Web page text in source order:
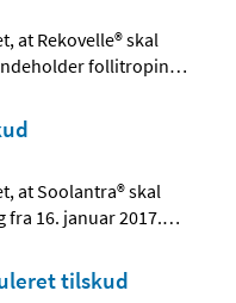
at Rekovelle® skal
follitropin…
at Soolantra® skal
16. januar 2017.…
tilskud